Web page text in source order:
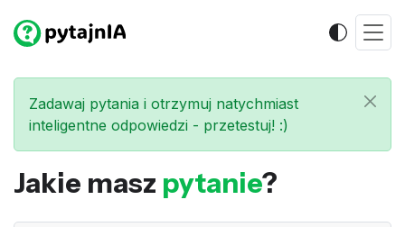
Zadawaj pytania i otrzymuj natychmiast
inteligentne odpowiedzi - przetestuj! :)
Jakie masz pytanie?